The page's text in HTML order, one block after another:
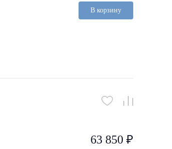
В корзину
63 850 ₽